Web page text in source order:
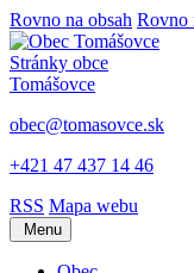
Rovno na obsah Rovno
Stránky obce
Tomášovce
obec@tomasovce.sk
+421 47 437 14 46
RSS Mapa webu
Menu